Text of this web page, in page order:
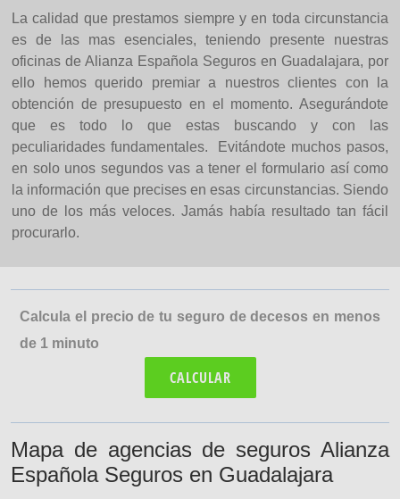
La calidad que prestamos siempre y en toda circunstancia
es de las mas esenciales, teniendo presente nuestras
oficinas de Alianza Española Seguros en Guadalajara, por
ello hemos querido premiar a nuestros clientes con la
obtención de presupuesto en el momento. Asegurándote
que es todo lo que estas buscando y con las
peculiaridades fundamentales. Evitándote muchos pasos,
en solo unos segundos vas a tener el formulario así como
la información que precises en esas circunstancias. Siendo
uno de los más veloces. Jamás había resultado tan fácil
procurarlo.
Calcula el precio de tu seguro de decesos en menos
de 1 minuto
CALCULAR
Mapa de agencias de seguros Alianza
Española Seguros en Guadalajara